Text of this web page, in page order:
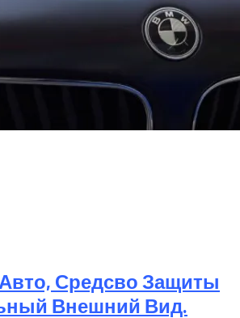
Средсво Защиты
Внешний Вид.